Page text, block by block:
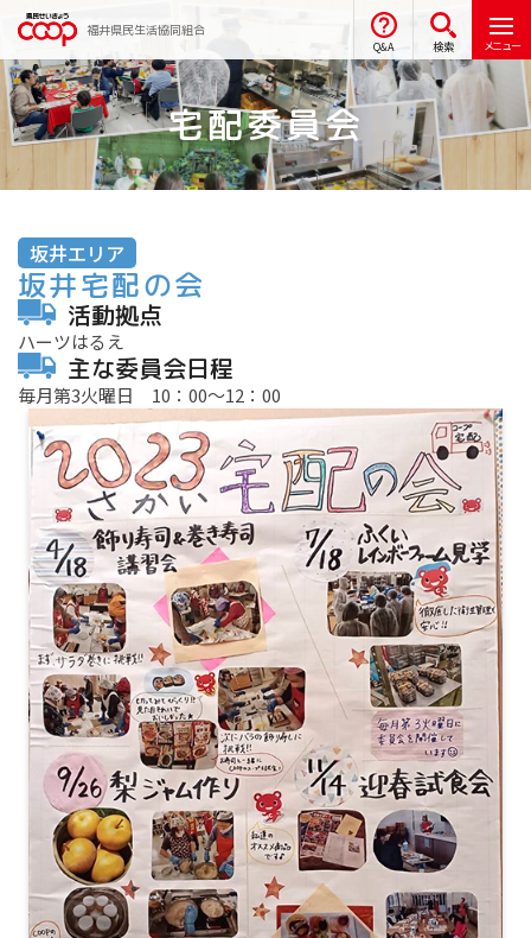
福井県民生活協同組合
Q&A 検索 メニュー
宅配委員会
坂井エリア
坂井宅配の会
活動拠点
ハーツはるえ
主な委員会日程
毎月第3火曜日 10：00～12：00